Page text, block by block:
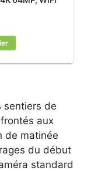
sentiers de
aux
de matinée
du début
standard